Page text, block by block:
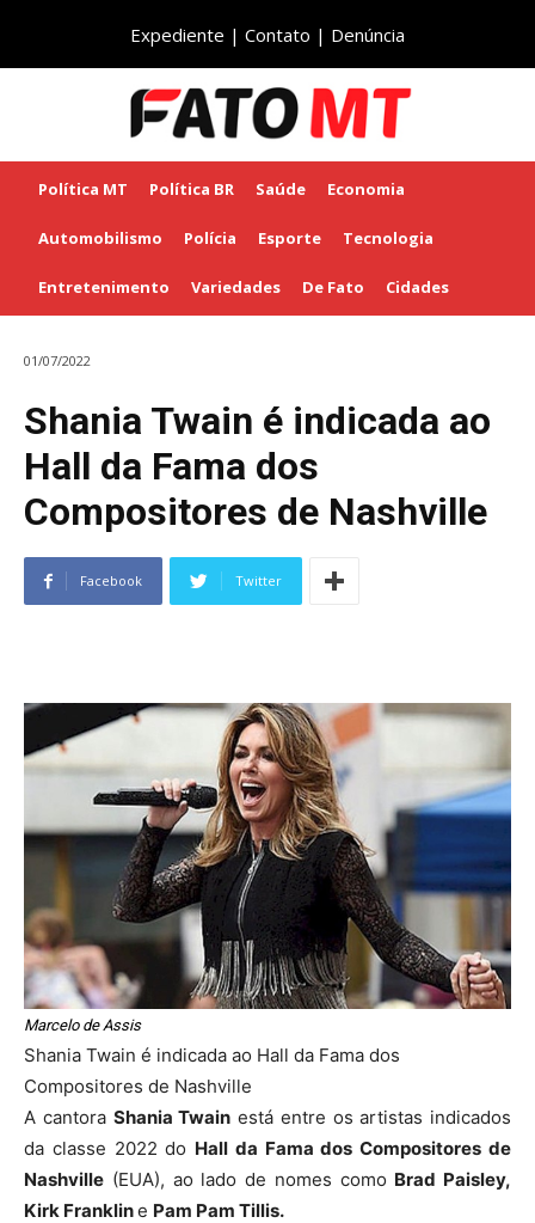
Expediente | Contato | Denúncia
Política MT Política BR Saúde Economia
Automobilismo Polícia Esporte Tecnologia
Entretenimento Variedades De Fato Cidades
01/07/2022
Shania Twain é indicada ao
Hall da Fama dos
Compositores de Nashville
Facebook Twitter
Marcelo de Assis
Shania Twain é indicada ao Hall da Fama dos
Compositores de Nashville
A cantora Shania Twain está entre os artistas indicados
da classe 2022 do Hall da Fama dos Compositores de
Nashville (EUA), ao lado de nomes como Brad Paisley,
Kirk Frankline Pam Pam Tillis.